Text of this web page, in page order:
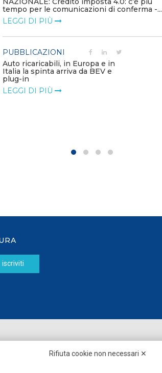
tempo per le comunicazioni di conferma -...
LEGGI DI PIÙ
PUBBLICAZIONI
Auto ricaricabili, in Europa e in
Italia la spinta arriva da BEV e
plug-in
LEGGI DI PIÙ
iscriviti
Seguici su:Rifiuta cookie non necessari ✕